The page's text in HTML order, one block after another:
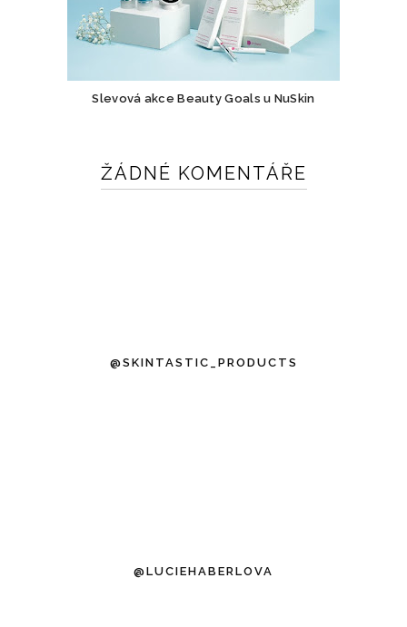
Slevová akce Beauty Goals u NuSkin
ŽÁDNÉ KOMENTÁŘE
@SKINTASTIC_PRODUCTS
@LUCIEHABERLOVA